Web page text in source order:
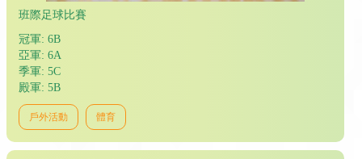
班際足球比賽
冠軍: 6B
亞軍: 6A
季軍: 5C
殿軍: 5B
戶外活動 體育